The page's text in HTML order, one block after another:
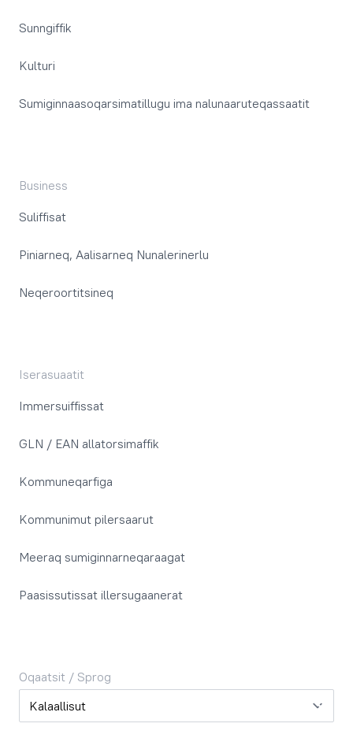
Sunngiffik
Kulturi
Sumiginnaasoqarsimatillugu ima nalunaaruteqassaatit
Business
Suliffisat
Piniarneq, Aalisarneq Nunalerinerlu
Neqeroortitsineq
Iserasuaatit
Immersuiffissat
GLN / EAN allatorsimaffik
Kommuneqarfiga
Kommunimut pilersaarut
Meeraq sumiginnarneqaraagat
Paasissutissat illersugaanerat
Oqaatsit / Sprog
Oqaatsit / Sprog